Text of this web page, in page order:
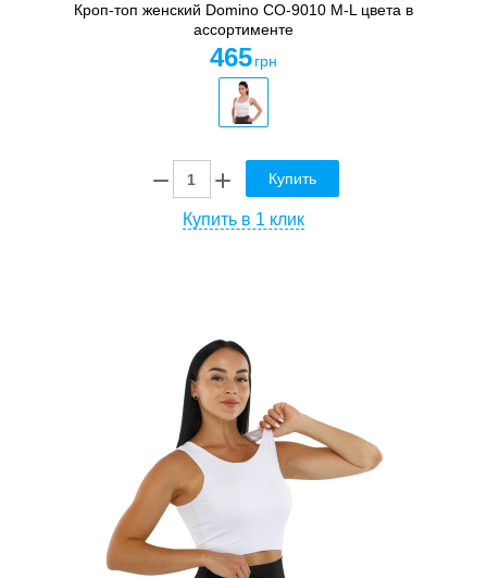
Кроп-топ женский Domino CO-9010 M-L цвета в
ассортименте
465 грн
Купить
Купить в 1 клик